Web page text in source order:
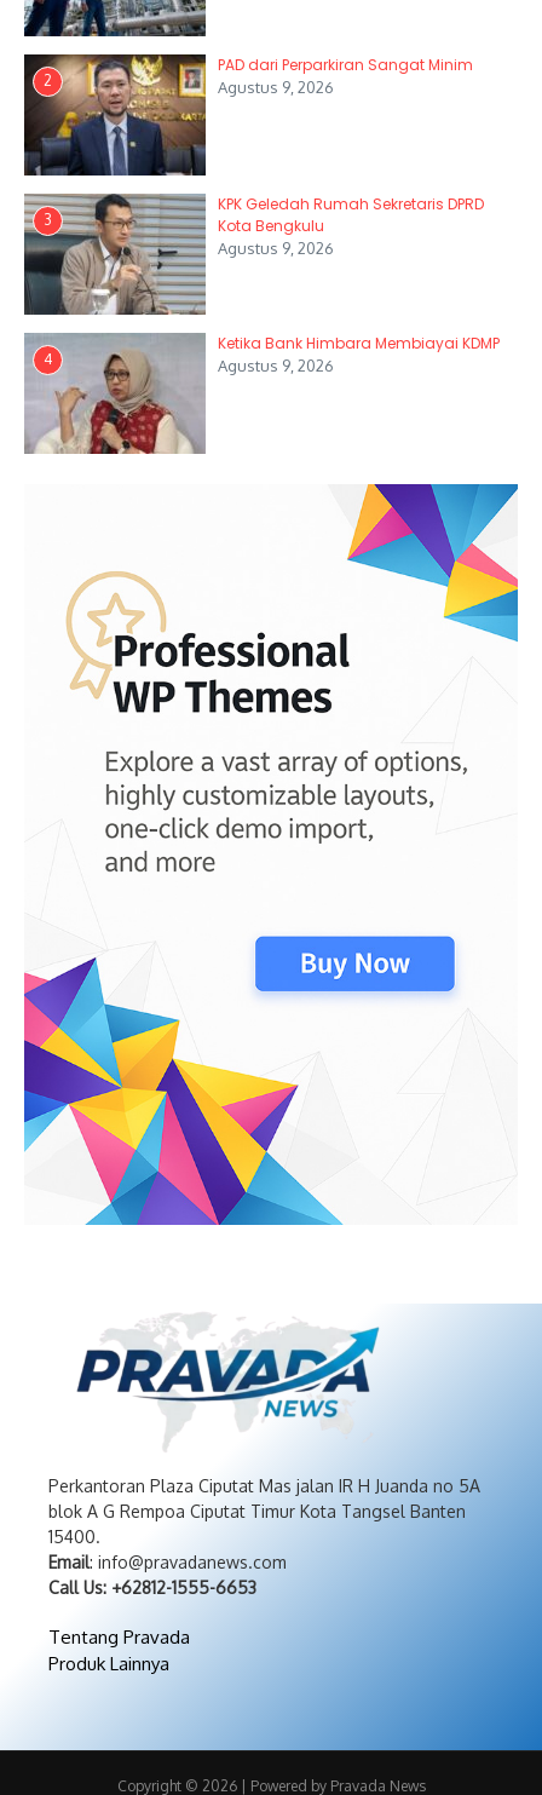
2
PAD dari Perparkiran Sangat Minim
Agustus 9, 2026
3
KPK Geledah Rumah Sekretaris DPRD
Kota Bengkulu
Agustus 9, 2026
4
Ketika Bank Himbara Membiayai KDMP
Agustus 9, 2026
Perkantoran Plaza Ciputat Mas jalan IR H Juanda no 5A
blok A G Rempoa Ciputat Timur Kota Tangsel Banten
15400.
Email: info@pravadanews.com
Call Us: +62812-1555-6653
Tentang Pravada
Produk Lainnya
Copyright © 2026 | Powered by Pravada News